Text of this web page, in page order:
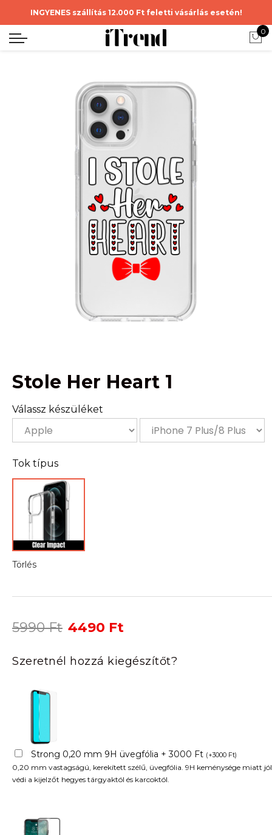
INGYENES szállítás 12.000 Ft feletti vásárlás esetén!
0
Stole Her Heart 1
Válassz készüléket
Tok típus
Törlés
5990Ft Original
was:
5990 Ft.
4490 Ft
is:
4490 Ft.
Szeretnél hozzá kiegészítőt?
Strong 0,20 mm 9H üvegfólia + 3000 Ft (+3000 Ft)
0,20 mm vastagságú, kerekített szélű, üvegfólia. 9H keménysége miatt jól
védi a kijelzőt hegyes tárgyaktól és karcoktól.